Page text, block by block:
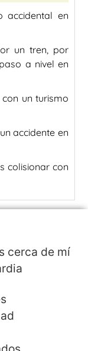
accidental en
un tren, por
a nivel en
un turismo
accidente en
colisionar con
cerca de mí